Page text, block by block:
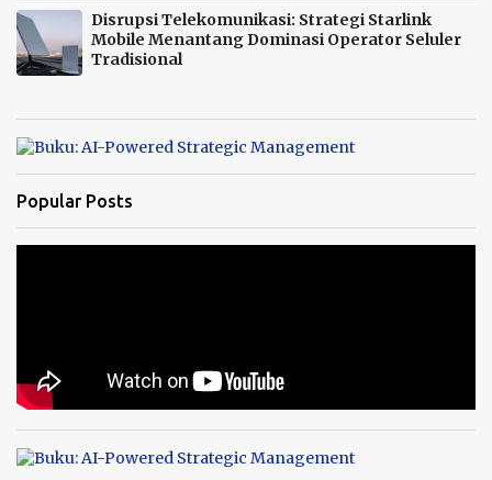
Disrupsi Telekomunikasi: Strategi Starlink
Mobile Menantang Dominasi Operator Seluler
Tradisional
Popular Posts